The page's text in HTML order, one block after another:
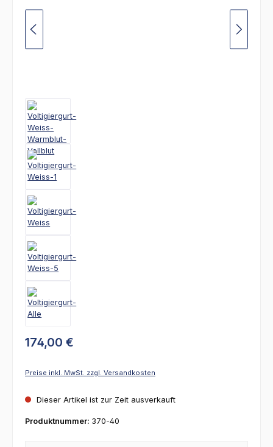
174,00 €
Preise inkl. MwSt. zzgl. Versandkosten
Dieser Artikel ist zur Zeit ausverkauft
Produktnummer: 370-40